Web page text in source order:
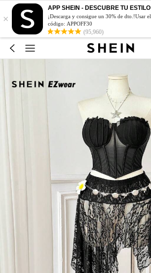
×
APP SHEIN - DESCUBRE TU ESTILO
¡Descarga y consigue un 30% de dto.!Usar el
código: APPOFF30
(95,960)